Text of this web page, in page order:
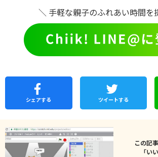
＼ 手軽な親子のふれあい時間を
シェアする ツイートする
この記
「い